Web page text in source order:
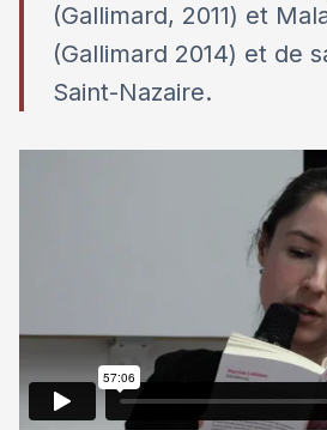
(Gallimard, 2011) et
(Gallimard 2014) et de
Saint-Nazaire.